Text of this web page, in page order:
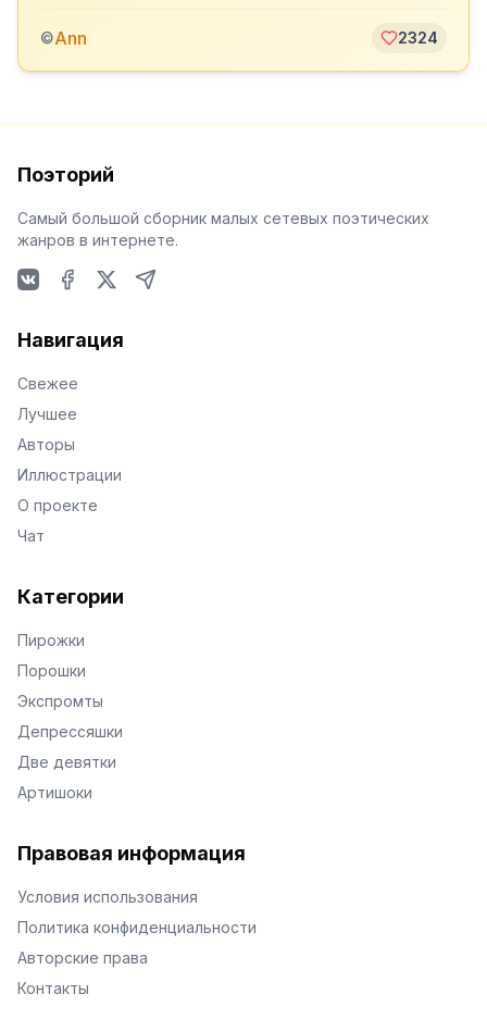
©Ann 2324
Поэторий
Самый большой сборник малых сетевых поэтических
жанров в интернете.
Навигация
Свежее
Лучшее
Авторы
Иллюстрации
О проекте
Чат
Категории
Пирожки
Порошки
Экспромты
Депрессяшки
Две девятки
Артишоки
Правовая информация
Условия использования
Политика конфиденциальности
Авторские права
Контакты